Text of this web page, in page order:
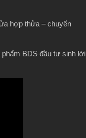
hợp thửa – chuyển
BDS đầu tư sinh lời